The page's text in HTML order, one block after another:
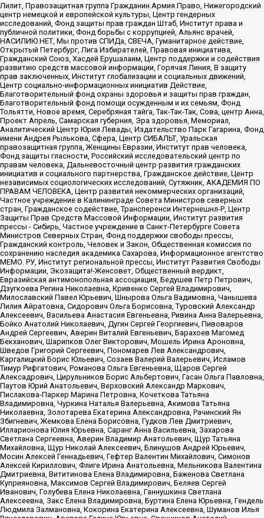
Лилит, Правозащитная группа Гражданин.Армия.Право, Нижегородский
центр немецкой и европейской культуры, Центр гендерных
исследований, Фонд защиты прав граждан Штаб, Институт права и
публичной политики, Фонд борьбы с коррупцией, Альянс врачей,
НАСИЛИЮ.НЕТ, Мы против СПИДа, СВЕЧА, Гуманитарное действие,
Открытый Петербург, Лига Избирателей, Правовая инициатива,
Гражданский Союз, Хасдей Ерушалаим, Центр поддержки и содействия
развитию средств массовой информации, Горячая Линия, В защиту
прав заключенных, Институт глобализации и социальных движений,
Центр социально-информационных инициатив Действие,
Благотворительный фонд охраны здоровья и защиты прав граждан,
Благотворительный фонд помощи осужденным и их семьям, Фонд
Тольятти, Новое время, Серебряная тайга, Так-Так-Так, Сова, центр Анна,
Проект Апрель, Самарская губерния, Эра здоровья, Мемориал,
Аналитический Центр Юрия Левады, Издательство Парк Гагарина, Фонд
имени Андрея Рылькова, Сфера, Центр СИБАЛЬТ, Уральская
правозащитная группа, Женщины Евразии, Институт прав человека,
Фонд защиты гласности, Российский исследовательский центр по
правам человека, Дальневосточный центр развития гражданских
инициатив и социального партнерства, Гражданское действие, Центр
независимых социологических исследований, Сутяжник, АКАДЕМИЯ ПО
ПРАВАМ ЧЕЛОВЕКА, Центр развития некоммерческих организаций,
Частное учреждение в Калининграде Совета Министров северных
стран, Гражданское содействие, Трансперенси Интернешнл-Р, Центр
Защиты Прав Средств Массовой Информации, Институт развития
прессы - Сибирь, Частное учреждение в Санкт-Петербурге Совета
Министров Северных Стран, Фонд поддержки свободы прессы,
Гражданский контроль, Человек и Закон, Общественная комиссия по
сохранению наследия академика Сахарова, Информационное агентство
МЕМО. РУ, Институт региональной прессы, Институт Развития Свободы
Информации, Экозащита!-Женсовет, Общественный вердикт,
Евразийская антимонопольная ассоциация, Бедушев Петр Петрович,
Дзугкоева Регина Николаевна, Кривенко Сергей Владимирович,
Милославский Павел Юрьевич, Шнырова Ольга Вадимовна, Чанышева
Лилия Айратовна, Сидорович Ольга Борисовна, Туровский Александр
Алексеевич, Васильева Анастасия Евгеньевна, Ривина Анна Валерьевна,
Бойко Анатолий Николаевич, Дугин Сергей Георгиевич, Пивоваров
Андрей Сергеевич, Аверин Виталий Евгеньевич, Барахоев Магомед
Бекханович, Шарипков Олег Викторович, Мошель Ирина Ароновна,
Шведов Григорий Сергеевич, Пономарев Лев Александрович,
Каргалицкий Борис Юльевич, Созаев Валерий Валерьевич, Исламов
Тимур Рифгатович, Романова Ольга Евгеньевна, Щаров Сергей
Алексадрович, Цирульников Борис Альбертович, Гасан Ольга Павловна,
Паутов Юрий Анатольевич, Верховский Александр Маркович,
Пислакова-Паркер Марина Петровна, Кочеткова Татьяна
Владимировна, Чуркина Наталья Валерьевна, Акимова Татьяна
Николаевна, Золотарева Екатерина Александровна, Рачинский Ян
Збигневич, Жемкова Елена Борисовна, Гудков Лев Дмитриевич,
Илларионова Юлия Юрьевна, Саранг Анна Васильевна, Захарова
Светлана Сергеевна, Аверин Владимир Анатольевич, Щур Татьяна
Михайловна, Щур Николай Алексеевич, Блинушов Андрей Юрьевич,
Мосин Алексей Геннадьевич, Гефтер Валентин Михайлович, Симонов
Алексей Кириллович, Флиге Ирина Анатольевна, Мельникова Валентина
Дмитриевна, Вититинова Елена Владимировна, Баженова Светлана
Куприяновна, Максимов Сергей Владимирович, Беляев Сергей
Иванович, Голубева Елена Николаевна, Ганнушкина Светлана
Алексеевна, Закс Елена Владимировна, Буртина Елена Юрьевна, Гендель
Людмила Залмановна, Кокорина Екатерина Алексеевна, Шуманов Илья